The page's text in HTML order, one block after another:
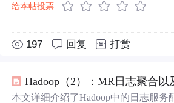
给本帖投票
197 回复 打赏
Hadoop（2）：MR日志聚合以
本文详细介绍了Hadoop中的日志服务